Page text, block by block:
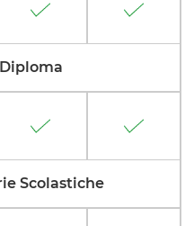
Scolastiche